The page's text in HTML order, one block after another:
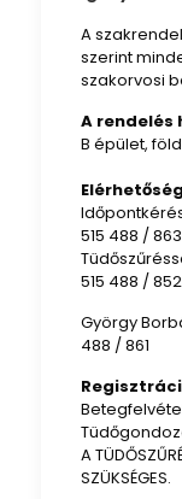
A
szerint
szakorvosi
A rendelés
B épület,
Elérhetőség
515 488 / 863
515 488 / 852
György
488 / 861
A
SZÜKSÉGES.